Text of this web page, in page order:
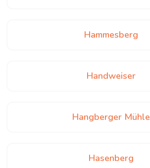
Hammesberg
Handweiser
Hangberger Mühle
Hasenberg